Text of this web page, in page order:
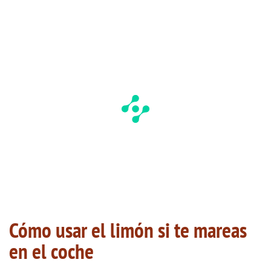
Cómo usar el limón si te mareas
en el coche